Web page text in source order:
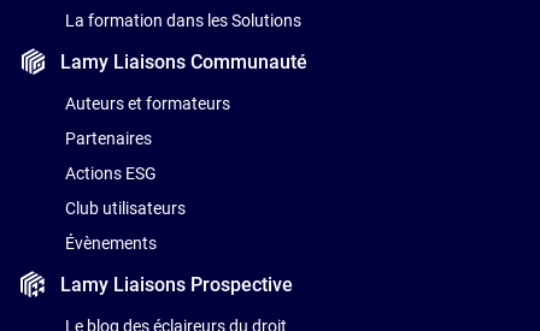
La formation dans les Solutions
Lamy LiaisonsCommunauté
Auteurs et formateurs
Partenaires
Actions ESG
Club utilisateurs
Évènements
Lamy Liaisons Prospective
Le blog des éclaireurs du droit